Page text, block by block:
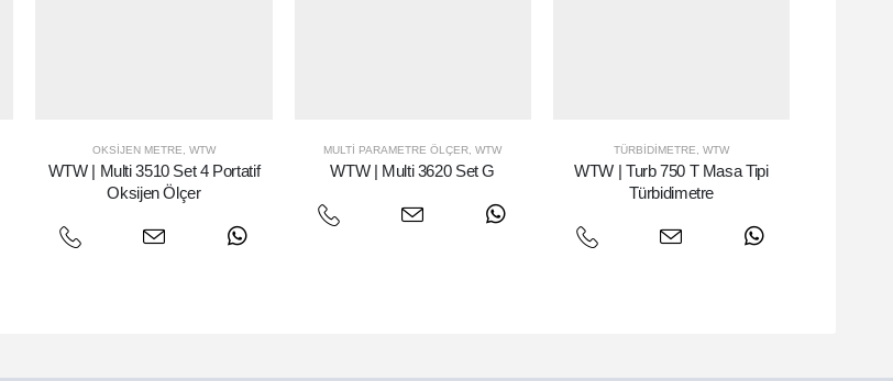
OKSIJEN METRE, WTW
WTW | Multi 3510 Set 4 Portatif
Oksijen Ölçer
MULTI PARAMETRE ÖLÇER,WTW
WTW | Multi 3620 Set G
TÜRBIDIMETRE, WTW
WTW | Turb 750 T Masa Tipi
Türbidimetre